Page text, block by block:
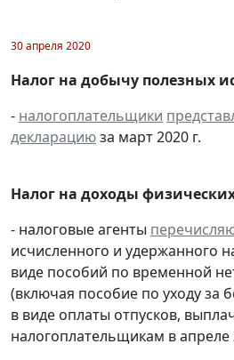
30 апреля 2020
Налог на добычу полезных
- налогоплательщики
декларациюза март 2020 г.
Налог на доходы
- налоговые агенты
исчисленного и удержанного
виде пособий по временной
(включая пособие по уходу за
в виде оплаты отпусков,
налогоплательщикам в апреле